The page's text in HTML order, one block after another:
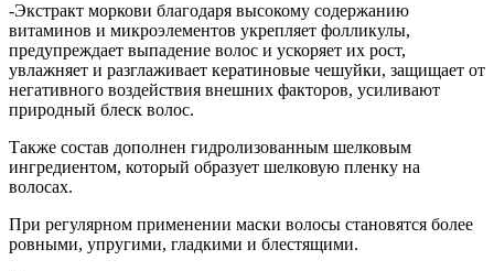
-Экстракт моркови благодаря высокому содержанию
витаминов и микроэлементов укрепляет фолликулы,
предупреждает выпадение волос и ускоряет их рост,
увлажняет и разглаживает кератиновые чешуйки, защищает от
негативного воздействия внешних факторов, усиливают
природный блеск волос.
Также состав дополнен гидролизованным шелковым
ингредиентом, который образует шелковую пленку на
волосах.
При регулярном применении маски волосы становятся более
ровными, упругими, гладкими и блестящими.